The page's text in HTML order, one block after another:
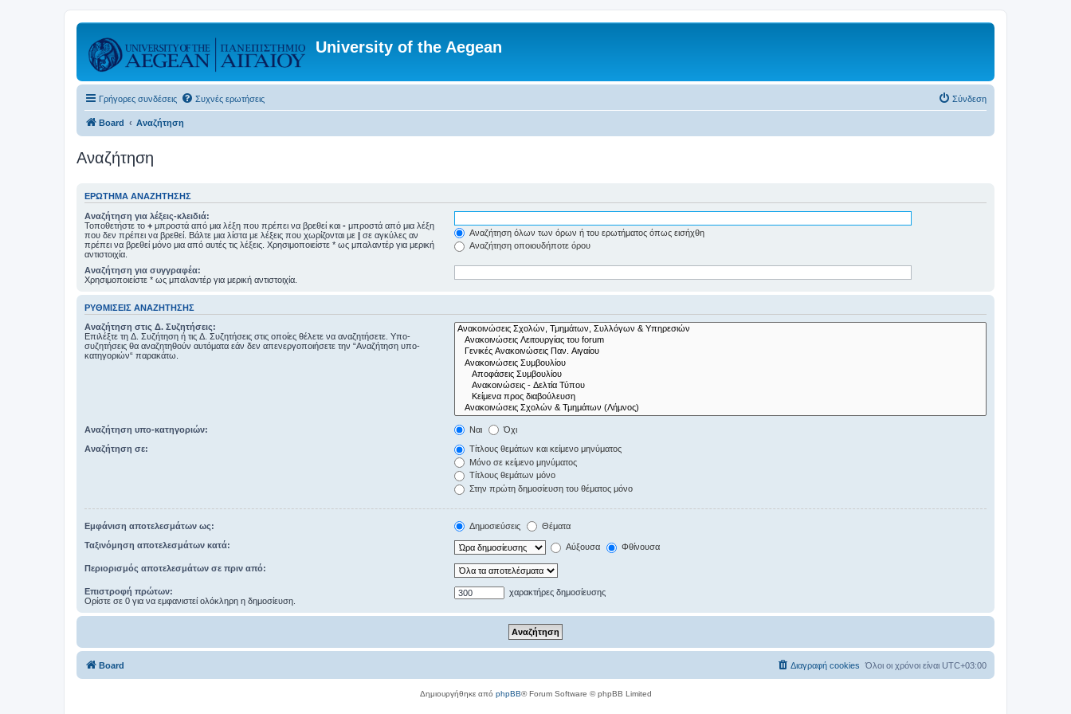
University of the Aegean
Γρήγορες συνδέσεις Συχνές ερωτήσεις Σύνδεση
Board Αναζήτηση
Αναζήτηση
ΕΡΏΤΗΜΑ ΑΝΑΖΉΤΗΣΗΣ
Αναζήτηση για λέξεις-κλειδιά:
Τοποθετήστε το + μπροστά από μια λέξη που πρέπει να βρεθεί και - μπροστά από μια λέξη
που δεν πρέπει να βρεθεί. Βάλτε μια λίστα με λέξεις που χωρίζονται με | σε αγκύλες αν
πρέπει να βρεθεί μόνο μια από αυτές τις λέξεις. Χρησιμοποιείστε * ως μπαλαντέρ για μερική
αντιστοιχία.
Αναζήτηση όλων των όρων ή του ερωτήματος όπως εισήχθη
Αναζήτηση οποιουδήποτε όρου
Αναζήτηση για συγγραφέα:
Χρησιμοποιείστε * ως μπαλαντέρ για μερική αντιστοιχία.
ΡΥΘΜΊΣΕΙΣ ΑΝΑΖΉΤΗΣΗΣ
Αναζήτηση στις Δ. Συζητήσεις:
Επιλέξτε τη Δ. Συζήτηση ή τις Δ. Συζητήσεις στις οποίες θέλετε να αναζητήσετε. Υπο-
συζητήσεις θα αναζητηθούν αυτόματα εάν δεν απενεργοποιήσετε την “Αναζήτηση υπο-
κατηγοριών“ παρακάτω.
Αναζήτηση υπο-κατηγοριών: Ναι Όχι
Αναζήτηση σε:
Τίτλους θεμάτων και κείμενο μηνύματος
Μόνο σε κείμενο μηνύματος
Τίτλους θεμάτων μόνο
Στην πρώτη δημοσίευση του θέματος μόνο
Εμφάνιση αποτελεσμάτων ως: Δημοσιεύσεις Θέματα
Ταξινόμηση αποτελεσμάτων κατά: Αύξουσα Φθίνουσα
Περιορισμός αποτελεσμάτων σε πριν από:
Επιστροφή πρώτων:
Ορίστε σε 0 για να εμφανιστεί ολόκληρη η δημοσίευση.
χαρακτήρες δημοσίευσης
Board Όλοι οι χρόνοι είναι UTC+03:00
Διαγραφή cookies
Δημιουργήθηκε από phpBB® Forum Software © phpBB Limited